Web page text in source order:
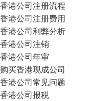
香港公司注册流程
香港公司注册费用
香港公司利弊分析
香港公司注销
香港公司年审
购买香港现成公司
香港公司常见问题
香港公司报税